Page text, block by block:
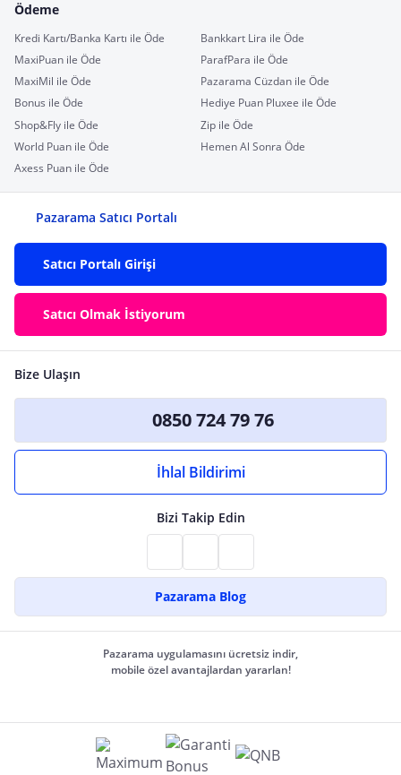
Ödeme
Kredi Kartı/Banka Kartı ile Öde
Bankkart Lira ile Öde
MaxiPuan ile Öde
ParafPara ile Öde
MaxiMil ile Öde
Pazarama Cüzdan ile Öde
Bonus ile Öde
Hediye Puan Pluxee ile Öde
Shop&Fly ile Öde
Zip ile Öde
World Puan ile Öde
Hemen Al Sonra Öde
Axess Puan ile Öde
Pazarama Satıcı Portalı
Satıcı Portalı Girişi
Satıcı Olmak İstiyorum
Bize Ulaşın
0850 724 79 76
İhlal Bildirimi
Bizi Takip Edin
Pazarama Blog
Pazarama uygulamasını ücretsiz indir,
mobile özel avantajlardan yararlan!